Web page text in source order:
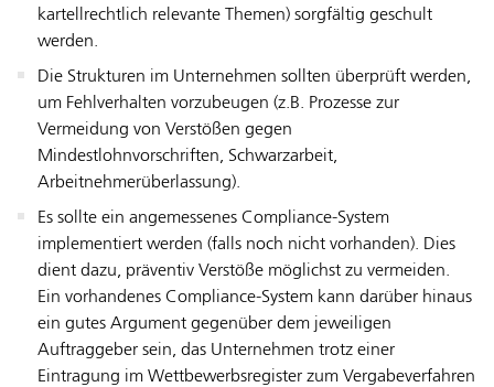
kartellrechtlich relevante Themen) sorgfältig geschult
werden.
Die Strukturen im Unternehmen sollten überprüft werden,
um Fehlverhalten vorzubeugen (z.B. Prozesse zur
Vermeidung von Verstößen gegen
Mindestlohnvorschriften, Schwarzarbeit,
Arbeitnehmerüberlassung).
Es sollte ein angemessenes Compliance-System
implementiert werden (falls noch nicht vorhanden). Dies
dient dazu, präventiv Verstöße möglichst zu vermeiden.
Ein vorhandenes Compliance-System kann darüber hinaus
ein gutes Argument gegenüber dem jeweiligen
Auftraggeber sein, das Unternehmen trotz einer
Eintragung im Wettbewerbsregister zum Vergabeverfahren